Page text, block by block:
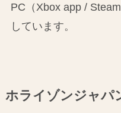
PC（Xbox app /
しています。
ホライゾンジャパ